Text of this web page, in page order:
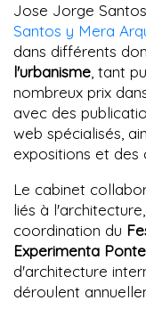
Jose Jorge
Santos y Mera
dans différents
l'urbanisme , tant
nombreux prix
avec des
web spécialisés,
expositions et des
Le cabinet
liés à
coordination du
Experimenta
d'architecture
déroulent